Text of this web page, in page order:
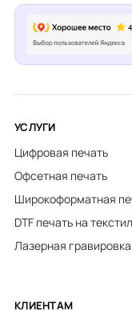
УСЛУГИ
Цифровая печать
Офсетная печать
Широкоформатная
DTF печать на
Лазерная гравировка
КЛИЕНТАМ